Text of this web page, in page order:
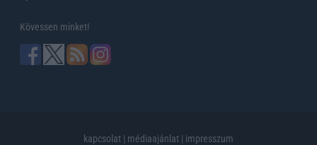
Kövessen minket!
kapcsolat | médiaajánlat | impresszum